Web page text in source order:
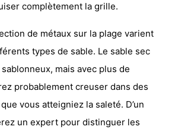
complètement la grille.
de métaux sur la plage varient
types de sable. Le sable sec
mais avec plus de
probablement creuser dans des
vous atteigniez la saleté. D’un
un expert pour distinguer les